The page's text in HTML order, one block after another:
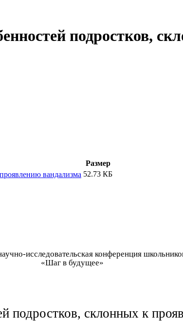
подростков,
Размер
вандализма 52.73 КБ
исследовательская конференция
«Шаг в будущее»
подростков, склонных к